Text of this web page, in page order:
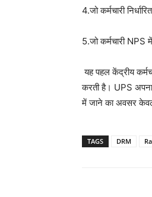
4.जो कर्मचारी
5.जो कर्मचारी
यह पहल केंद्रीय
करती है। UPS
में जाने का अवसर
TAGS DRM